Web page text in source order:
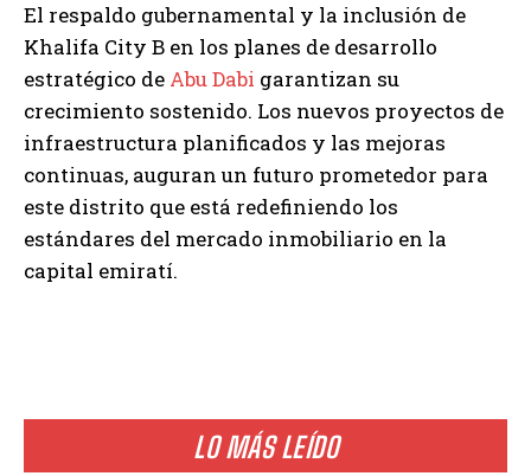
LO MÁS LEÍDO
El respaldo gubernamental y la inclusión de
Khalifa City B en los planes de desarrollo
estratégico de Abu Dabi garantizan su
crecimiento sostenido. Los nuevos proyectos de
infraestructura planificados y las mejoras
continuas, auguran un futuro prometedor para
este distrito que está redefiniendo los
estándares del mercado inmobiliario en la
capital emiratí.